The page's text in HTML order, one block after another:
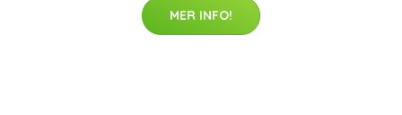
MER INFO!